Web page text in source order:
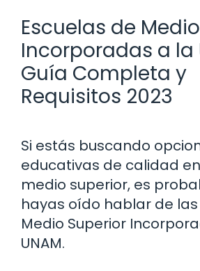
Escuelas de
Incorporadas a la
Guía Completa y
Requisitos 2023
Si estás buscando
educativas de calidad
medio superior, es
hayas oído hablar de las
Medio Superior
UNAM.